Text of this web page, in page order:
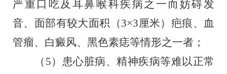
严重口吃及耳鼻喉科疾病之一而妨碍发
音、面部有较大面积（3×3厘米）疤痕、血
管瘤、白癜风、黑色素痣等情形之一者；
（ 5）患心脏病、精神疾病等难以正常